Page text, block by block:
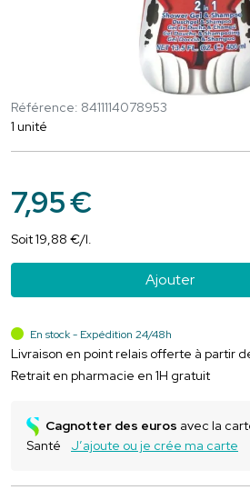
Référence: 8411114078953
1 unité
7,95€
Soit19,88 €/l.
Ajouter
En stock - Expédition 24/48h
Livraison en point relais offerte à partir
Retrait en pharmacie en 1H gratuit
Cagnotter des euros avec la
Santé
J’ajoute ou je crée ma carte